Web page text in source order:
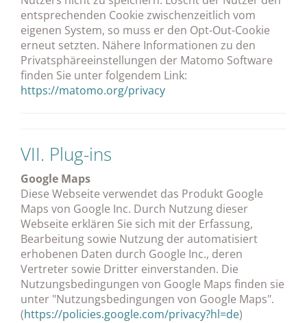
entsprechenden Cookie zwischenzeitlich vom
eigenen System, so muss er den Opt-Out-Cookie
erneut setzten. Nähere Informationen zu den
Privatsphäreeinstellungen der Matomo Software
finden Sie unter folgendem Link:
https://matomo.org/privacy
VII. Plug-ins
Google Maps
Diese Webseite verwendet das Produkt Google
Maps von Google Inc. Durch Nutzung dieser
Webseite erklären Sie sich mit der Erfassung,
Bearbeitung sowie Nutzung der automatisiert
erhobenen Daten durch Google Inc., deren
Vertreter sowie Dritter einverstanden. Die
Nutzungsbedingungen von Google Maps finden sie
unter "Nutzungsbedingungen von Google Maps".
(https://policies.google.com/privacy?hl=de)